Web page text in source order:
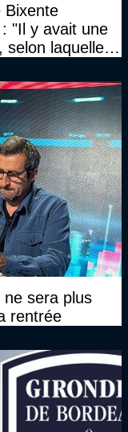
Bixente
"Il y avait une
selon laquelle il
ne sera plus
rentrée